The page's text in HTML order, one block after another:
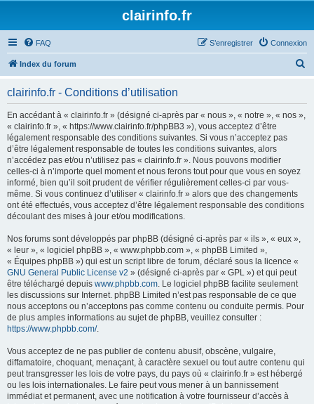
clairinfo.fr
FAQ Connexion
S’enregistrer
Index du forum
clairinfo.fr - Conditions d’utilisation
En accédant à « clairinfo.fr » (désigné ci-après par « nous », « notre », « nos »,
« clairinfo.fr », « https://www.clairinfo.fr/phpBB3 »), vous acceptez d’être
légalement responsable des conditions suivantes. Si vous n’acceptez pas
d’être légalement responsable de toutes les conditions suivantes, alors
n’accédez pas et/ou n’utilisez pas « clairinfo.fr ». Nous pouvons modifier
celles-ci à n’importe quel moment et nous ferons tout pour que vous en soyez
informé, bien qu’il soit prudent de vérifier régulièrement celles-ci par vous-
même. Si vous continuez d’utiliser « clairinfo.fr » alors que des changements
ont été effectués, vous acceptez d’être légalement responsable des conditions
découlant des mises à jour et/ou modifications.
Nos forums sont développés par phpBB (désigné ci-après par « ils », « eux »,
« leur », « logiciel phpBB », « www.phpbb.com », « phpBB Limited »,
« Équipes phpBB ») qui est un script libre de forum, déclaré sous la licence «
GNU General Public License v2 » (désigné ci-après par « GPL ») et qui peut
être téléchargé depuis www.phpbb.com. Le logiciel phpBB facilite seulement
les discussions sur Internet. phpBB Limited n’est pas responsable de ce que
nous acceptons ou n’acceptons pas comme contenu ou conduite permis. Pour
de plus amples informations au sujet de phpBB, veuillez consulter :
https://www.phpbb.com/.
Vous acceptez de ne pas publier de contenu abusif, obscène, vulgaire,
diffamatoire, choquant, menaçant, à caractère sexuel ou tout autre contenu qui
peut transgresser les lois de votre pays, du pays où « clairinfo.fr » est hébergé
ou les lois internationales. Le faire peut vous mener à un bannissement
immédiat et permanent, avec une notification à votre fournisseur d’accès à